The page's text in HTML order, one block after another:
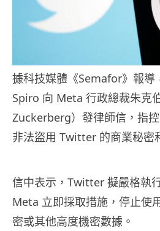
據科技媒體《Semafor》報
Spiro 向 Meta 行政總裁朱克
Zuckerberg）發律師信，指
非法盜用 Twitter 的商業秘密
信中表示，Twitter 擬嚴格執
Meta 立即採取措施，停止使
密或其他高度機密數據。